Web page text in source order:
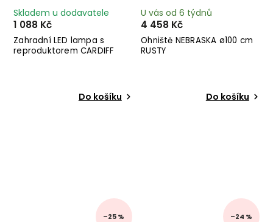
Zahradní LED lampa s
reproduktorem CARDIFF
Skladem u dodavatele
1 088 Kč
Do košíku
Ohniště NEBRASKA ø100 cm
RUSTY
U vás od 6 týdnů
4 458 Kč
Do košíku
–25 % –24 %